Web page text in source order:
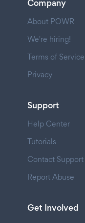
Company
About POWR
We're hiring!
Terms of Service
Privacy
Support
Help Center
Tutorials
Contact Support
Report Abuse
Get Involved